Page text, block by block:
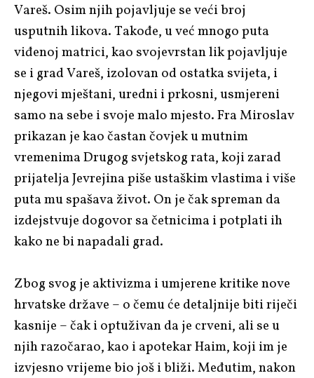
Vareš. Osim njih pojavljuje se veći broj
usputnih likova. Takođe, u već mnogo puta
viđenoj matrici, kao svojevrstan lik pojavljuje
se i grad Vareš, izolovan od ostatka svijeta, i
njegovi mještani, uredni i prkosni, usmjereni
samo na sebe i svoje malo mjesto. Fra Miroslav
prikazan je kao častan čovjek u mutnim
vremenima Drugog svjetskog rata, koji zarad
prijatelja Jevrejina piše ustaškim vlastima i više
puta mu spašava život. On je čak spreman da
izdejstvuje dogovor sa četnicima i potplati ih
kako ne bi napadali grad.
Zbog svog je aktivizma i umjerene kritike nove
hrvatske države – o čemu će detaljnije biti riječi
kasnije – čak i optuživan da je crveni, ali se u
njih razočarao, kao i apotekar Haim, koji im je
izvjesno vrijeme bio još i bliži. Međutim, nakon